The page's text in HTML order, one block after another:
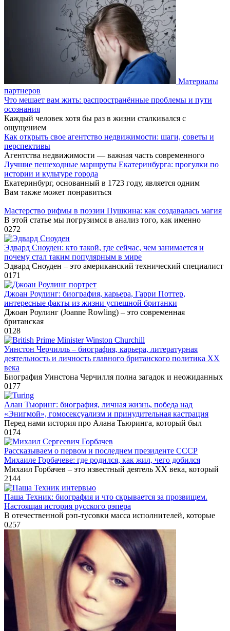
Материалы
партнеров
Что мешает вам жить: распространённые проблемы и пути
осознания
Каждый человек хотя бы раз в жизни сталкивался с
ощущением
Как открыть свое агентство недвижимости: шаги, советы и
перспективы
Агентства недвижимости — важная часть современного
Лучшие пешеходные маршруты Екатеринбурга: прогулки по
истории и культуре города
Екатеринбург, основанный в 1723 году, является одним
Вам также может понравиться
Мастерство рифмы в поэзии Пушкина: как создавалась магия
В этой статье мы погрузимся в анализ того, как именно
0272
Эдвард Сноуден: кто такой, где сейчас, чем занимается и
почему стал таким популярным в мире
Эдвард Сноуден – это американский технический специалист
0171
Джоан Роулинг: биография, карьера, Гарри Поттер,
интересные факты из жизни успешной британки
Джоан Роулинг (Joanne Rowling) – это современная
британская
0128
Уинстон Черчилль – биография, карьера, литературная
деятельность и личность главного британского политика XX
века
Биография Уинстона Черчилля полна загадок и неожиданных
0177
Алан Тьюринг: биография, личная жизнь, победа над
«Энигмой», гомосексуализм и принудительная кастрация
Перед нами история про Алана Тьюринга, который был
0174
Рассказываем о первом и последнем президенте СССР
Михаиле Горбачеве: где родился, как жил, чего добился
Михаил Горбачев – это известный деятель XX века, который
2144
Паша Техник: биография и что скрывается за прозвищем.
Настоящая история русского рэпера
В отечественной рэп-тусовки масса исполнителей, которые
0257